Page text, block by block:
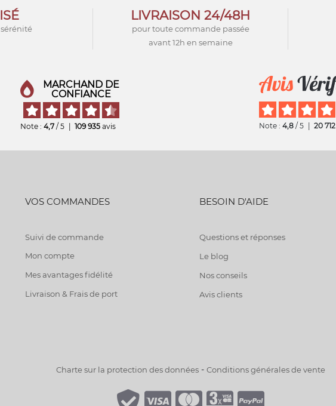
LIVRAISON 24/48H
pour toute commande passée
avant 12h en semaine
MARCHAND DE
CONFIANCE
Note : 4,7 / 5 109 935 avis Note : 4,8 / 5 20 712
VOS COMMANDES
Suivi de commande
Mon compte
Mes avantages fidélité
Livraison & Frais de port
BESOIN D'AIDE
Questions et réponses
Le blog
Nos conseils
Avis clients
Charte sur la protection des données- Conditions générales de vente